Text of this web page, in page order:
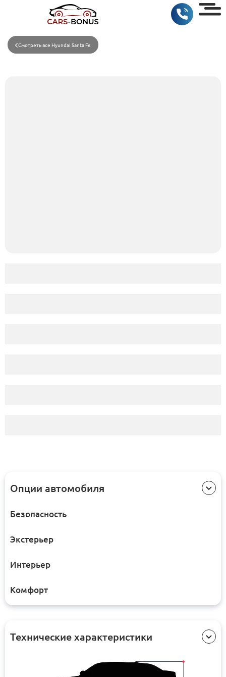
Смотреть все Hyundai Santa Fe
Опции автомобиля
Безопасность
Экстерьер
Интерьер
Комфорт
Технические характеристики